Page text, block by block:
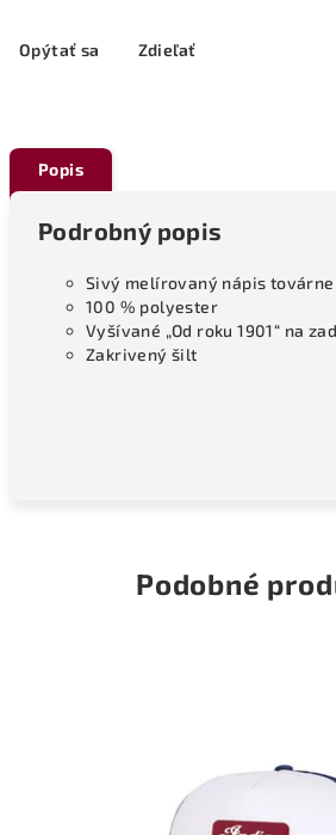
Opýtať sa Zdieľať
Popis
Podrobný popis
Sivý melírovaný nápis
100 % polyester
Vyšívané „Od roku 1901“ na
Zakrivený šilt
Podobné